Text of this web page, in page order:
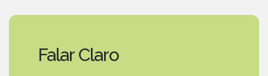
Falar Claro